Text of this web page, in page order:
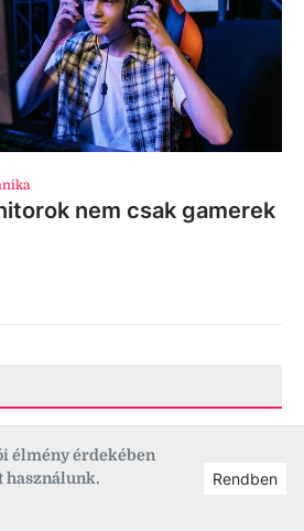
élmény érdekében
használunk.
Rendben
nem csak gamerek